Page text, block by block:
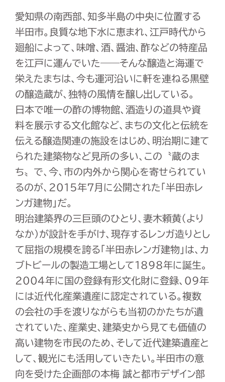
愛知県の南西部、知多半島の中央に位置する
半田市。良質な地下水に恵まれ、江戸時代から
廻船によって、味噌、酒、醤油、酢などの特産品
を江戸に運んでいた――そんな醸造と海運で
栄えたまちは、今も運河沿いに軒を連ねる黒壁
の醸造蔵が、独特の風情を醸し出している。
日本で唯一の酢の博物館、酒造りの道具や資
料を展示する文化館など、まちの文化と伝統を
伝える醸造関連の施設をはじめ、明治期に建て
られた建築物など見所の多い、この〝蔵のま
ち〟で、今、市の内外から関心を寄せられてい
るのが、2015年7月に公開された「半田赤レ
ンガ建物」だ。
明治建築界の三巨頭のひとり、妻木頼黄（より
なか）が設計を手がけ、現存するレンガ造りとし
て屈指の規模を誇る「半田赤レンガ建物」は、カ
ブトビールの製造工場として1898年に誕生。
2004年に国の登録有形文化財に登録、09年
には近代化産業遺産に認定されている。複数
の会社の手を渡りながらも当初のかたちが遺
されていた、産業史、建築史から見ても価値の
高い建物を市民のため、そして近代建築遺産と
して、観光にも活用していきたい。半田市の意
向を受けた企画部の本梅 誠と都市デザイン部